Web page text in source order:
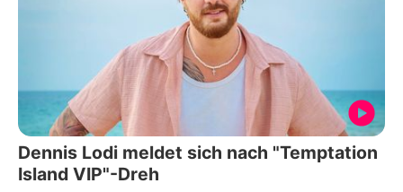
Dennis Lodi meldet sich nach "Temptation
Island VIP"-Dreh